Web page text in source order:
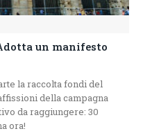
un manifesto
la raccolta fondi del
della campagna
da raggiungere: 30
ora!